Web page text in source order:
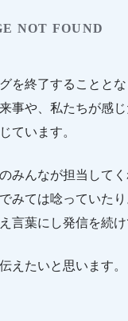
NOT FOUND
を終了することとな
事や、私たちが感
ています。
みんなが担当してく
みては唸っていた
言葉にし発信を続
えたいと思います。